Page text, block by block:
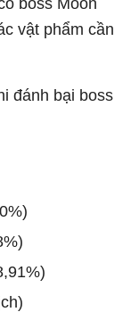
vật phẩm cần
đánh bại boss